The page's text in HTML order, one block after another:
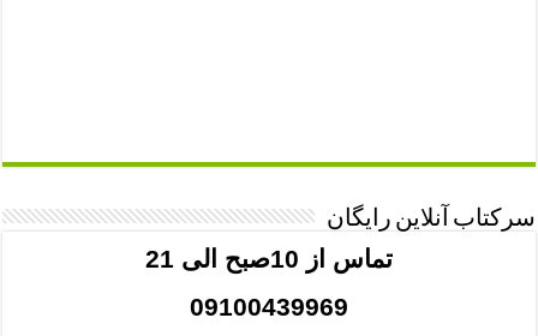
سرکتاب آنلاین رایگان
تماس از 10صبح الی 21
09100439969